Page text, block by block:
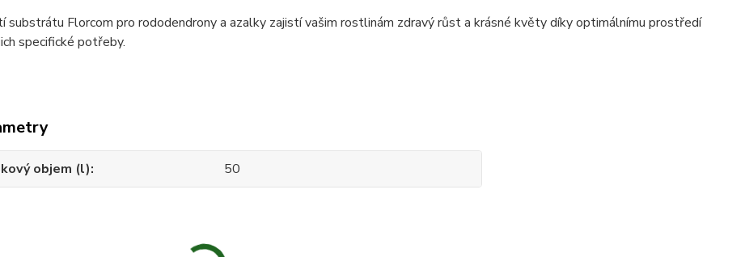
substrátu Florcom pro rododendrony a azalky zajistí vašim rostlinám zdravý růst a krásné květy díky optimálnímu prostředí
specifické potřeby.
objem (l) 50